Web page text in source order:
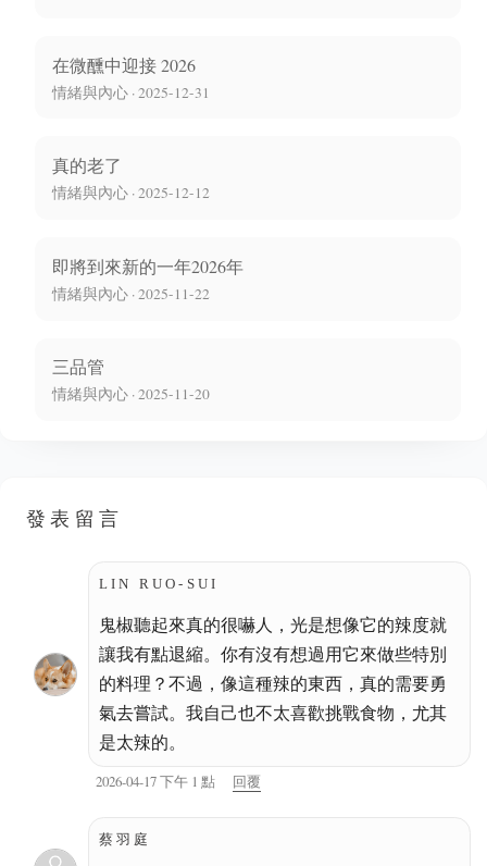
在微醺中迎接 2026
情緒與內心 · 2025-12-31
真的老了
情緒與內心 · 2025-12-12
即將到來新的一年2026年
情緒與內心 · 2025-11-22
三品管
情緒與內心 · 2025-11-20
發表留言
LIN RUO-SUI
鬼椒聽起來真的很嚇人，光是想像它的辣度就
讓我有點退縮。你有沒有想過用它來做些特別
的料理？不過，像這種辣的東西，真的需要勇
氣去嘗試。我自己也不太喜歡挑戰食物，尤其
是太辣的。
2026-04-17 下午 1 點 回覆
蔡羽庭